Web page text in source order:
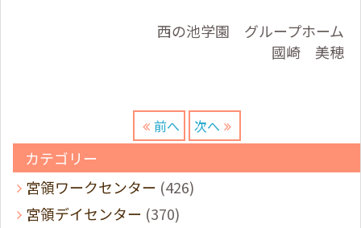
西の池学園 グループホーム
國崎 美穂
前へ 次へ
カテゴリー
宮領ワークセンター (426)
宮領デイセンター (370)